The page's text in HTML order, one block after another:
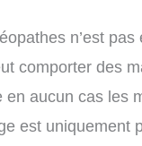
n’est
comporter des
aucun cas les
est uniquement